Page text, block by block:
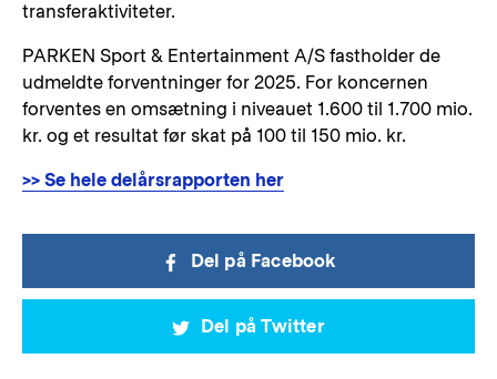
transferaktiviteter.
PARKEN Sport & Entertainment A/S fastholder de
udmeldte forventninger for 2025. For koncernen
forventes en omsætning i niveauet 1.600 til 1.700 mio.
kr. og et resultat før skat på 100 til 150 mio. kr.
>> Se hele delårsrapporten her
Del på Facebook
Del på Twitter